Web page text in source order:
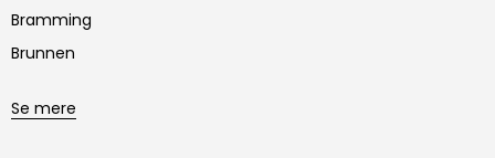
Bramming
Brunnen
Se mere